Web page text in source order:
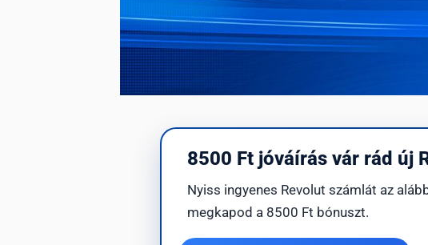
8500 Ft jóváírás vár rád új
Nyiss ingyenes Revolut számlát az
megkapod a 8500 Ft bónuszt.